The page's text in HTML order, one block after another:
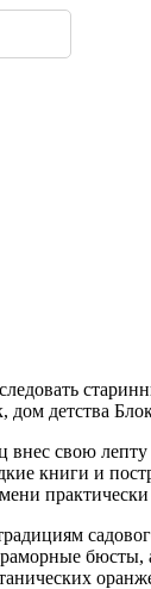
дом детства
внес свою
книги и